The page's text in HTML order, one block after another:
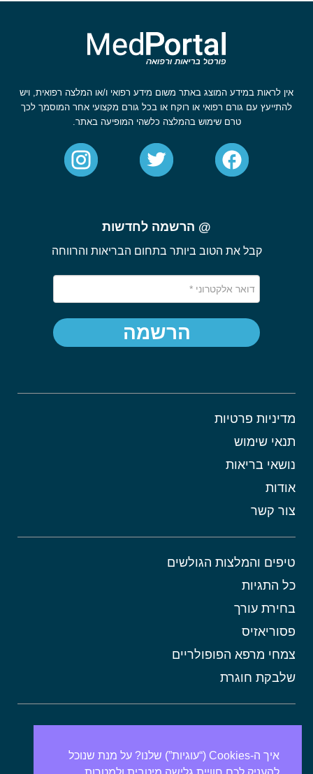
אין לראות במידע המוצג באתר משום מידע רפואי ו/או המלצה רפואית, ויש
להתייעץ עם גורם רפואי או רוקח או בכל גורם מקצועי אחר המוסמך לכך
טרם שימוש בהמלצה כלשהי המופיעה באתר.
מדיניות פרטיות
תנאי שימוש
נושאי בריאות
אודות
צור קשר
טיפים והמלצות הגולשים
כל התגיות
בחירת עורך
פסוריאזיס
צמחי מרפא הפופולריים
שלבקת חוגרת
אורטיקריה
מתכונים בריאים
@ הרשמה לחדשות
קבל את הטוב ביותר בתחום הבריאות והרווחה
הרשמה
איך ה-Cookies (“עוגיות”) שלנו? על מנת שנוכל